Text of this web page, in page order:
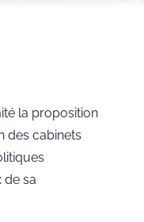
la proposition
des cabinets
de sa